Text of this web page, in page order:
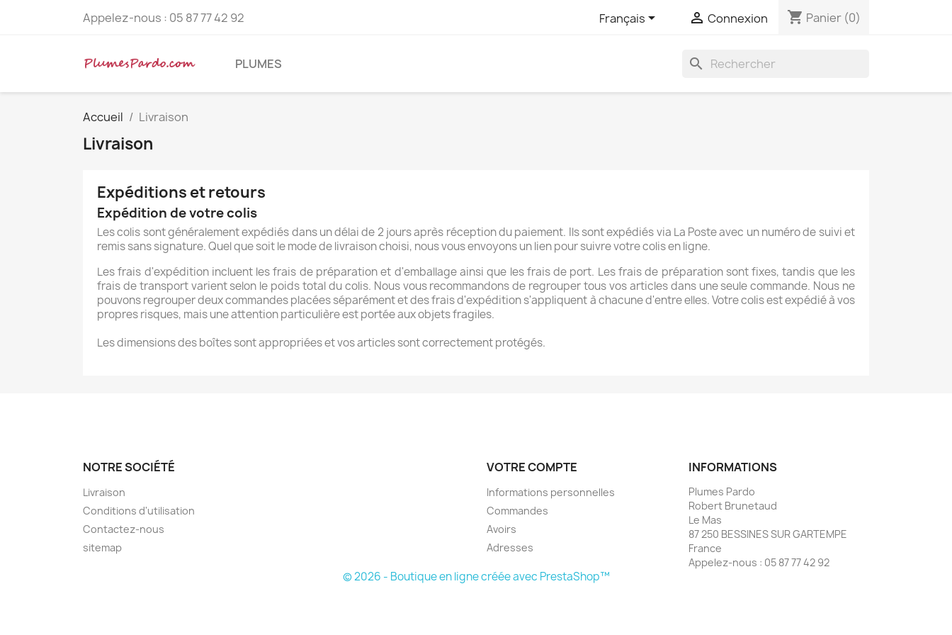
Appelez-nous : 05 87 77 42 92 Français  Connexion shopping_cart Panier (0)
PLUMES search
Accueil Livraison
Livraison
Expéditions et retours
Expédition de votre colis
Les colis sont généralement expédiés dans un délai de 2 jours après réception du paiement. Ils sont expédiés via La Poste avec un numéro de suivi et
remis sans signature. Quel que soit le mode de livraison choisi, nous vous envoyons un lien pour suivre votre colis en ligne.
Les frais d'expédition incluent les frais de préparation et d'emballage ainsi que les frais de port. Les frais de préparation sont fixes, tandis que les
frais de transport varient selon le poids total du colis. Nous vous recommandons de regrouper tous vos articles dans une seule commande. Nous ne
pouvons regrouper deux commandes placées séparément et des frais d'expédition s'appliquent à chacune d'entre elles. Votre colis est expédié à vos
propres risques, mais une attention particulière est portée aux objets fragiles.
Les dimensions des boîtes sont appropriées et vos articles sont correctement protégés.
NOTRE SOCIÉTÉ
Livraison
Conditions d'utilisation
Contactez-nous
sitemap
VOTRE COMPTE
Informations personnelles
Commandes
Avoirs
Adresses
INFORMATIONS
Plumes Pardo
Robert Brunetaud
Le Mas
87 250 BESSINES SUR GARTEMPE
France
Appelez-nous : 05 87 77 42 92
© 2026 - Boutique en ligne créée avec PrestaShop™